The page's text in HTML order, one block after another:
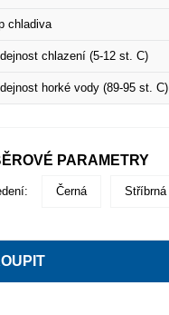
chladiva
chlazení (5-12 st. C)
horké vody (89-95 st. C)
PARAMETRY
Černá Stříbrná